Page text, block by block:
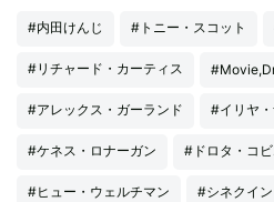
#内田けんじ #トニー・スコット
#リチャード・カーティス
#アレックス・ガーランド #イリヤ
#ケネス・ロナーガン #ドロタ・コビ
#ヒュー・ウェルチマン #シネクイン